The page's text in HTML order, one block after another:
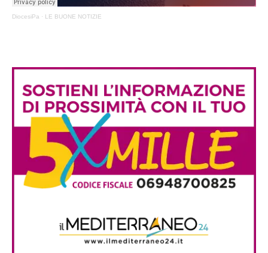
DiocesiPa · LE BUONE NOTIZIE